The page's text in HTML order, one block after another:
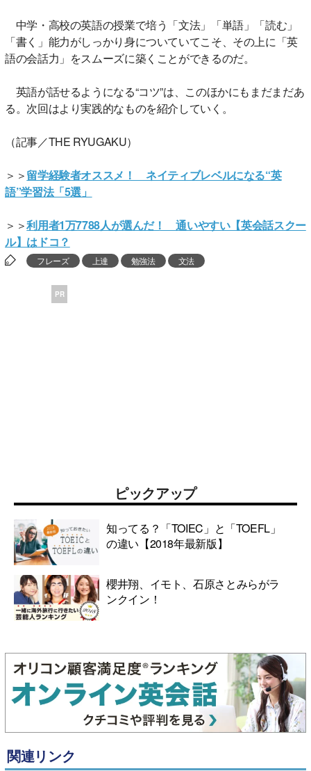
中学・高校の英語の授業で培う「文法」「単語」「読む」
「書く」能力がしっかり身についていてこそ、その上に「英
語の会話力」をスムーズに築くことができるのだ。
英語が話せるようになる“コツ”は、このほかにもまだまだあ
る。次回はより実践的なものを紹介していく。
（記事／THE RYUGAKU）
＞＞留学経験者オススメ！ ネイティブレベルになる“英
語”学習法「5選」
＞＞利用者1万7788人が選んだ！ 通いやすい【英会話スクー
ル】はドコ？
フレーズ 上達 勉強法 文法
PR
ピックアップ
知ってる？「TOIEC」と「TOEFL」
の違い【2018年最新版】
櫻井翔、イモト、石原さとみらがラ
ンクイン！
関連リンク